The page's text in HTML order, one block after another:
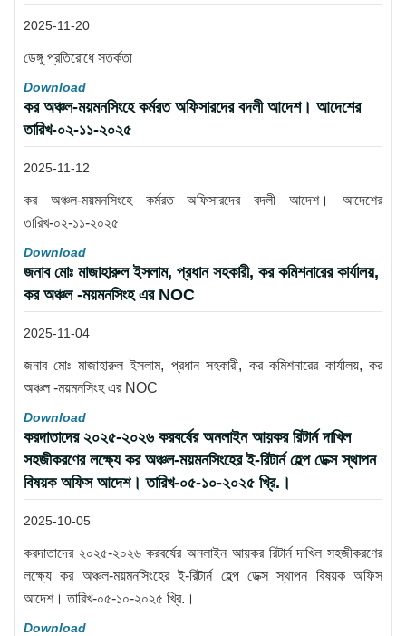
2025-11-20
ডেঙ্গু প্রতিরোধে সতর্কতা
Download
কর অঞ্চল-ময়মনসিংহে কর্মরত অফিসারদের বদলী আদেশ। আদেশের
তারিখ-০২-১১-২০২৫
2025-11-12
কর অঞ্চল-ময়মনসিংহে কর্মরত অফিসারদের বদলী আদেশ। আদেশের
তারিখ-০২-১১-২০২৫
Download
জনাব মোঃ মাজাহারুল ইসলাম, প্রধান সহকারী, কর কমিশনারের কার্যালয়,
কর অঞ্চল -ময়মনসিংহ এর NOC
2025-11-04
জনাব মোঃ মাজাহারুল ইসলাম, প্রধান সহকারী, কর কমিশনারের কার্যালয়, কর
অঞ্চল -ময়মনসিংহ এর NOC
Download
করদাতাদের ২০২৫-২০২৬ করবর্ষের অনলাইন আয়কর রিটার্ন দাখিল
সহজীকরণের লক্ষ্যে কর অঞ্চল-ময়মনসিংহের ই-রিটার্ন হেল্প ডেক্স স্থাপন
বিষয়ক অফিস আদেশ। তারিখ-০৫-১০-২০২৫ খ্রি.।
2025-10-05
করদাতাদের ২০২৫-২০২৬ করবর্ষের অনলাইন আয়কর রিটার্ন দাখিল সহজীকরণের
লক্ষ্যে কর অঞ্চল-ময়মনসিংহের ই-রিটার্ন হেল্প ডেক্স স্থাপন বিষয়ক অফিস
আদেশ। তারিখ-০৫-১০-২০২৫ খ্রি.।
Download